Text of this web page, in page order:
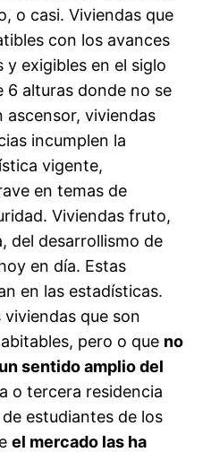
o casi. Viviendas que
con los avances
y exigibles en el siglo
6 alturas donde no se
ascensor, viviendas
incumplen la
vigente,
en temas de
Viviendas fruto,
del desarrollismo de
en día. Estas
en las estadísticas.
que son
pero o que no
sentido amplio del
o tercera residencia
estudiantes de los
el mercado las ha